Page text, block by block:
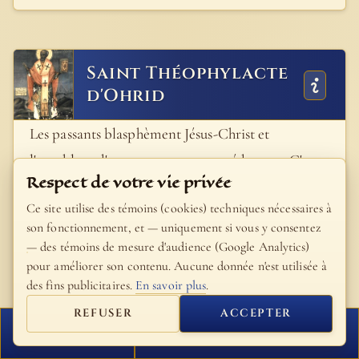
Saint Théophylacte
d'Ohrid
Les passants blasphèment Jésus-Christ et
l'accablent d'outrages comme un séducteur. C'est
le démon qui les poussait à l'engager à descendre
de la croix. Il savait que c'est la croix qui devait
sauver le monde, il revenait donc tenter de
nouveau Jésus-Christ; s'il descendait de la croix, il
serait évident qu'il n'était pas véritablement le Fils
de Dieu, et ainsi toute espérance de salut par la
croix était anéantie. Mais Jésus, vrai Fils de Dieu,
FERMER PROCHAIN VERSET
Respect de votre vie privée
Ce site utilise des témoins (cookies) techniques nécessaires à
son fonctionnement, et — uniquement si vous y consentez
— des témoins de mesure d'audience (Google Analytics)
pour améliorer son contenu. Aucune donnée n'est utilisée à
des fins publicitaires. En savoir plus.
REFUSER ACCEPTER